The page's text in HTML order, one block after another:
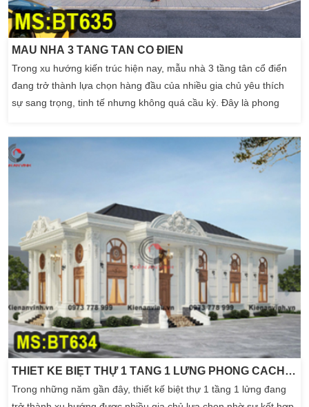
MẪU NHÀ 3 TẦNG TÂN CỔ ĐIỂN
Trong xu hướng kiến trúc hiện nay, mẫu nhà 3 tầng tân cổ điển
đang trở thành lựa chọn hàng đầu của nhiều gia chủ yêu thích
sự sang trọng, tinh tế nhưng không quá cầu kỳ. Đây là phong
đại, mang lại không gian sống đẳng cấp và tiện nghi. Nếu bạn
đang tìm kiếm một thiết kế nhà […]
THIẾT KẾ BIỆT THỰ 1 TẦNG 1 LỬNG PHONG CÁCH TÂN CỔ ĐIỂN ĐẲNG CẤP
Trong những năm gần đây, thiết kế biệt thự 1 tầng 1 lửng đang